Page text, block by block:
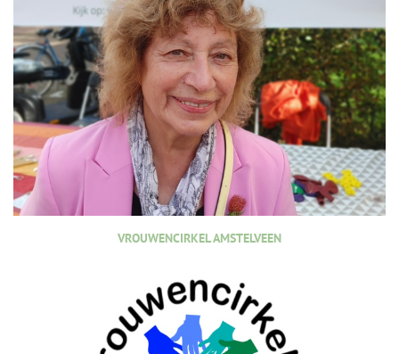
VROUWENCIRKEL AMSTELVEEN